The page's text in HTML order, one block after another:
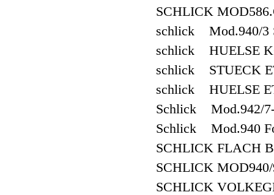
SCHLICK
schlick Mod.940/3
schlick HUELSE
schlick STUECK
schlick HUELSE
Schlick Mod.942/7-
Schlick Mod.940
SCHLICK FLACH
SCHLICK
SCHLICK